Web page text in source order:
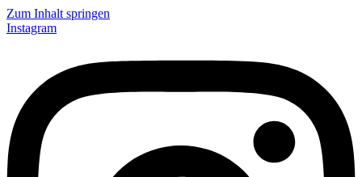
Zum Inhalt springen
Instagram